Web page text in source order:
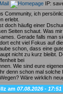
IP:
Community, ich
erlebt.
doch häufig einer
Seiten schaut. Was
Gerade falls man
echt viel Fokus auf
schon, dass eine
nicht zu kurz bleibt.
bei
Wie sind eure
denn schon mal
Wäre wirklich
am 07.08.2026 - 17:51